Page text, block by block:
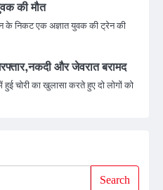
की मौत
निकट एक अज्ञात युवक की ट्रेन की
और जेवरात बरामद
चोरी का खुलासा करते हुए दो लोगों को
Search